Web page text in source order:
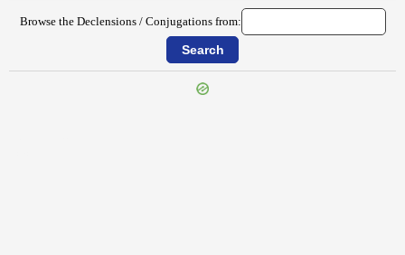
Browse the Declensions / Conjugations from: